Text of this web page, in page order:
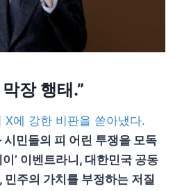
장 행태.”
X에 강한 비판을 쏟아냈다.
시민들의 피 어린 투쟁을 모독
이’ 이벤트라니, 대한민국 공동
민주의 가치를 부정하는 저질